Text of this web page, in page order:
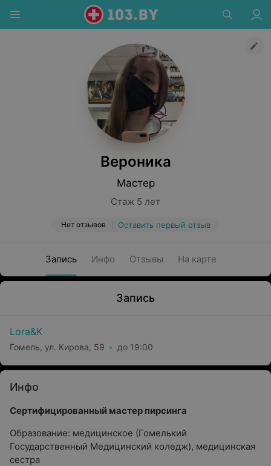
Вероника
Мастер
Стаж 5 лет
Нет отзывов Оставить первый отзыв
Запись Инфо Отзывы На карте
Запись
Lora&K
Гомель, ул. Кирова, 59 до 19:00
Инфо
Сертифицированный мастер пирсинга
Образование: медицинское (Гомелький
Государственный Медицинский коледж), медицинская
сестра